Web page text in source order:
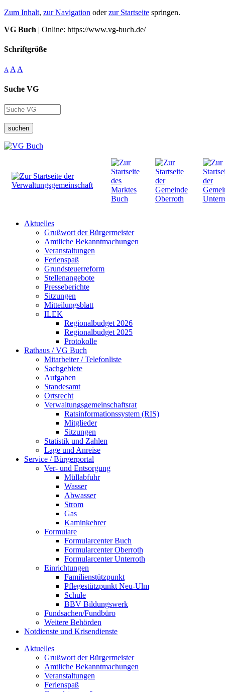
Zum Inhalt, zur Navigation oderzur Startseite springen.
VG Buch | Online: https://www.vg-buch.de/
Schriftgröße
A A A
Suche VG
suchen
Aktuelles
Grußwort der Bürgermeister
Amtliche Bekanntmachungen
Veranstaltungen
Ferienspaß
Grundsteuerreform
Stellenangebote
Presseberichte
Sitzungen
Mitteilungsblatt
ILEK
Regionalbudget 2026
Regionalbudget 2025
Protokolle
Rathaus / VG Buch
Mitarbeiter / Telefonliste
Sachgebiete
Aufgaben
Standesamt
Ortsrecht
Verwaltungsgemeinschaftsrat
Ratsinformationssystem (RIS)
Mitglieder
Sitzungen
Statistik und Zahlen
Lage und Anreise
Service / Bürgerportal
Ver- und Entsorgung
Müllabfuhr
Wasser
Abwasser
Strom
Gas
Kaminkehrer
Formulare
Formularcenter Buch
Formularcenter Oberroth
Formularcenter Unterroth
Einrichtungen
Familienstützpunkt
Pflegestützpunkt Neu-Ulm
Schule
BBV Bildungswerk
Fundsachen/Fundbüro
Weitere Behörden
Notdienste und Krisendienste
Aktuelles
Grußwort der Bürgermeister
Amtliche Bekanntmachungen
Veranstaltungen
Ferienspaß